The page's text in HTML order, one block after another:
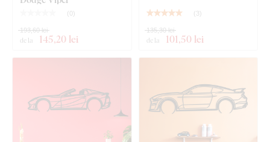
Puteți alege dintre
cu lac semi-mat, care
conferă produsuluiefect 3Dcu umbrire delicată, astfel încât pe
subțiri din hârtie.
standardul european de emisii E1
– este
sigură,
potrivită pentru interior (inclusiv camera copiilor).
( 0 )
de la 145,20 lei
193,60 lei
( 3 )
de la 101,50 lei
135,30 lei